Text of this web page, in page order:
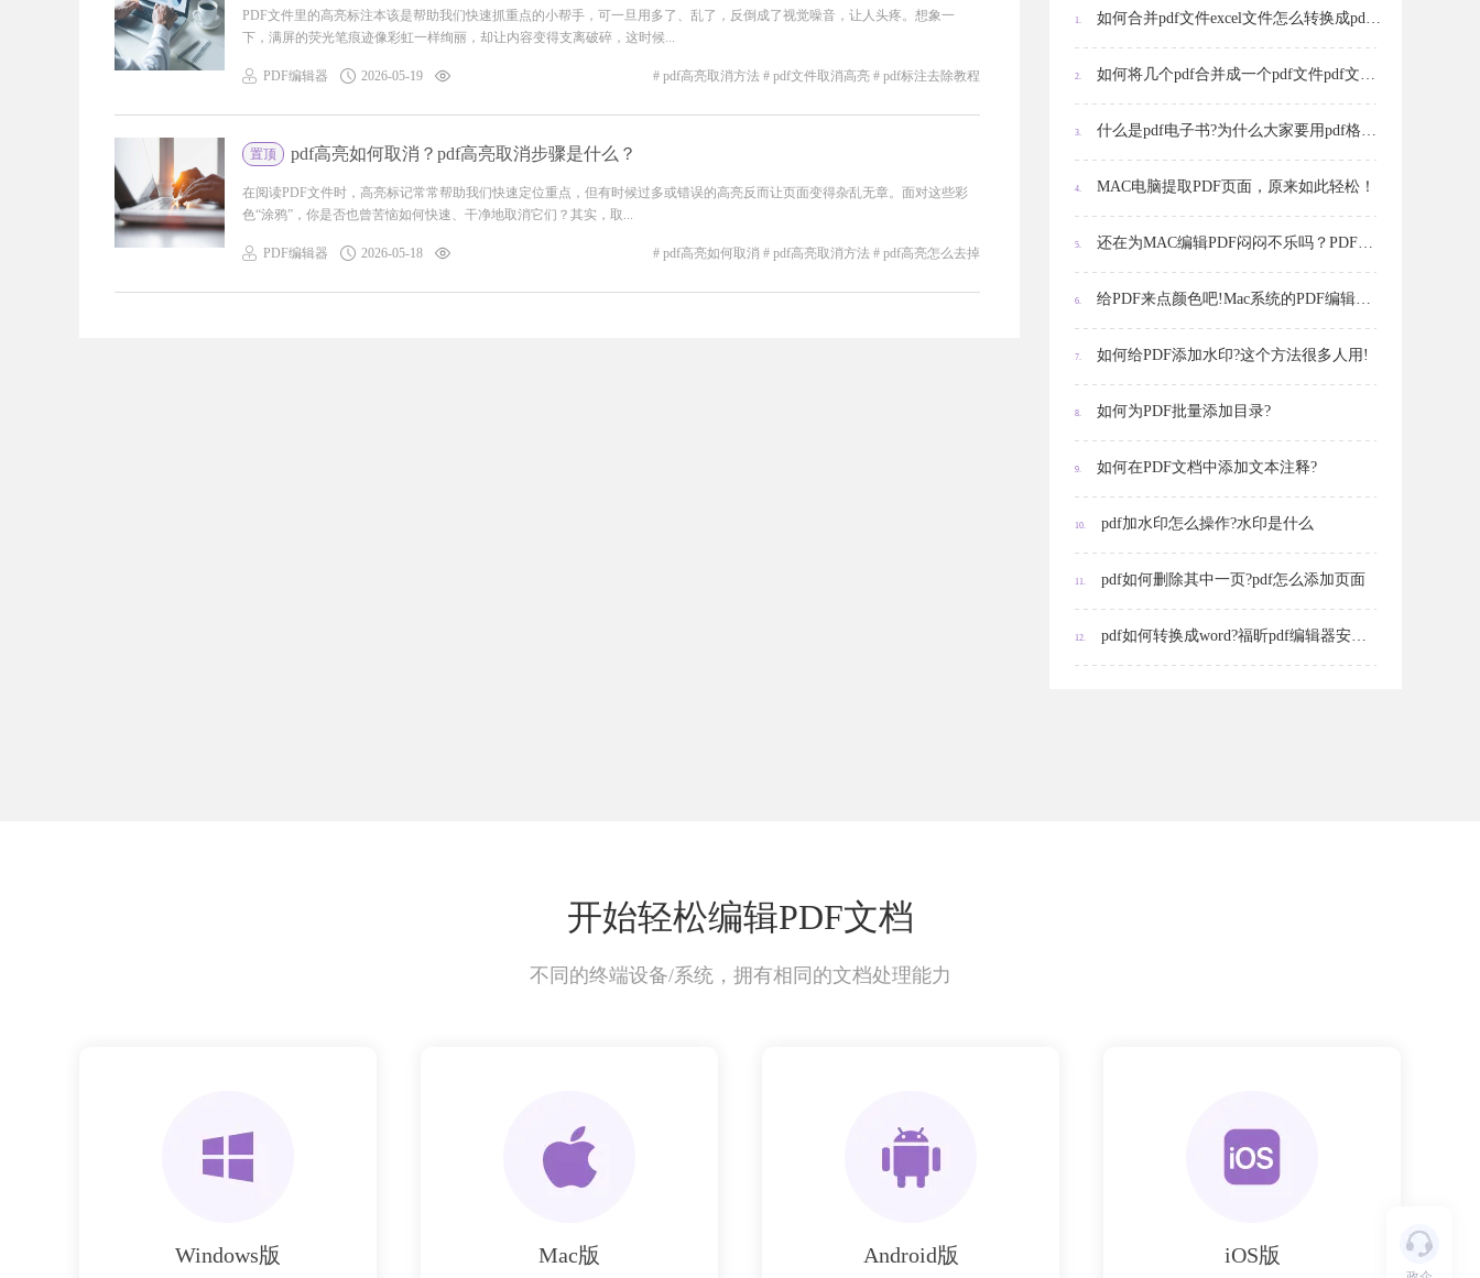
PDF文件里的高亮标注本该是帮助我们快速抓重点的小帮手，可一旦用多了、乱了，反倒成了视觉噪音，让人头疼。想象一
下，满屏的荧光笔痕迹像彩虹一样绚丽，却让内容变得支离破碎，这时候...
PDF编辑器 2026-05-19 # pdf高亮取消方法 # pdf文件取消高亮 # pdf标注去除教程
置顶 pdf高亮如何取消？pdf高亮取消步骤是什么？
在阅读PDF文件时，高亮标记常常帮助我们快速定位重点，但有时候过多或错误的高亮反而让页面变得杂乱无章。面对这些彩
色“涂鸦”，你是否也曾苦恼如何快速、干净地取消它们？其实，取...
PDF编辑器 2026-05-18 # pdf高亮如何取消 # pdf高亮取消方法 # pdf高亮怎么去掉
1. 如何合并pdf文件excel文件怎么转换成pdf格式
2. 如何将几个pdf合并成一个pdf文件pdf文件怎么打印
3. 什么是pdf电子书?为什么大家要用pdf格式来保存电子书?
4. MAC电脑提取PDF页面，原来如此轻松！
5. 还在为MAC编辑PDF闷闷不乐吗？PDF添加超链接小技巧，值得收藏！
6. 给PDF来点颜色吧!Mac系统的PDF编辑技巧
7. 如何给PDF添加水印?这个方法很多人用!
8. 如何为PDF批量添加目录?
9. 如何在PDF文档中添加文本注释?
10. pdf加水印怎么操作?水印是什么
11. pdf如何删除其中一页?pdf怎么添加页面
12. pdf如何转换成word?福昕pdf编辑器安装步骤是怎样的?
开始轻松编辑PDF文档
不同的终端设备/系统，拥有相同的文档处理能力
Windows版 Mac版 Android版 iOS版